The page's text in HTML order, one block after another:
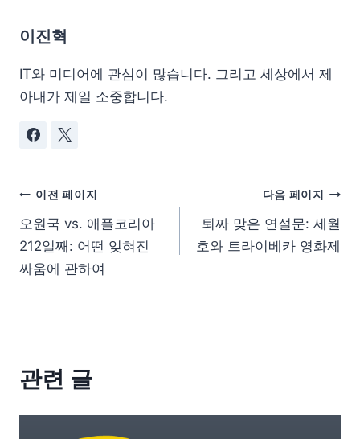
이진혁
IT와 미디어에 관심이 많습니다. 그리고 세상에서 제
아내가 제일 소중합니다.
이전 페이지
오원국 vs. 애플코리아
212일째: 어떤 잊혀진
싸움에 관하여
다음 페이지
퇴짜 맞은 연설문: 세월
호와 트라이베카 영화제
관련 글